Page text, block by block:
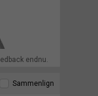
endnu.
Sammenlign